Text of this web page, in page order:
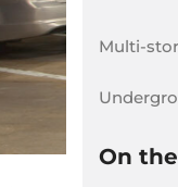
Multi-
On